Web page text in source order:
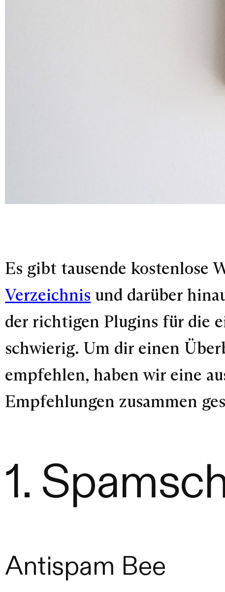
Es gibt tausende kostenlose
Verzeichnis und darüber
der richtigen Plugins für die
schwierig. Um dir einen
empfehlen, haben wir eine
Empfehlungen zusammen
1.
Antispam Bee